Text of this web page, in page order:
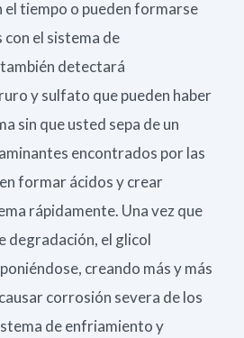
el tiempo o pueden formarse
el sistema de
detectará
y sulfato que pueden haber
sin que usted sepa de un
encontrados por las
formar ácidos y crear
rápidamente. Una vez que
degradación, el glicol
creando más y más
corrosión severa de los
de enfriamiento y